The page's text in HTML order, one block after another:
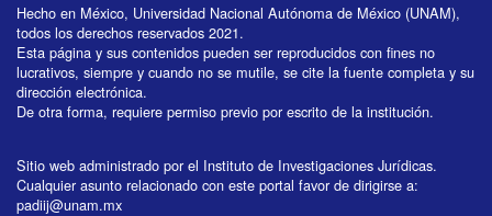
Hecho en México, Universidad Nacional Autónoma de México (UNAM),
todos los derechos reservados 2021.
Esta página y sus contenidos pueden ser reproducidos con fines no
lucrativos, siempre y cuando no se mutile, se cite la fuente completa y su
dirección electrónica.
De otra forma, requiere permiso previo por escrito de la institución.
Sitio web administrado por el Instituto de Investigaciones Jurídicas.
Cualquier asunto relacionado con este portal favor de dirigirse a:
padiij@unam.mx